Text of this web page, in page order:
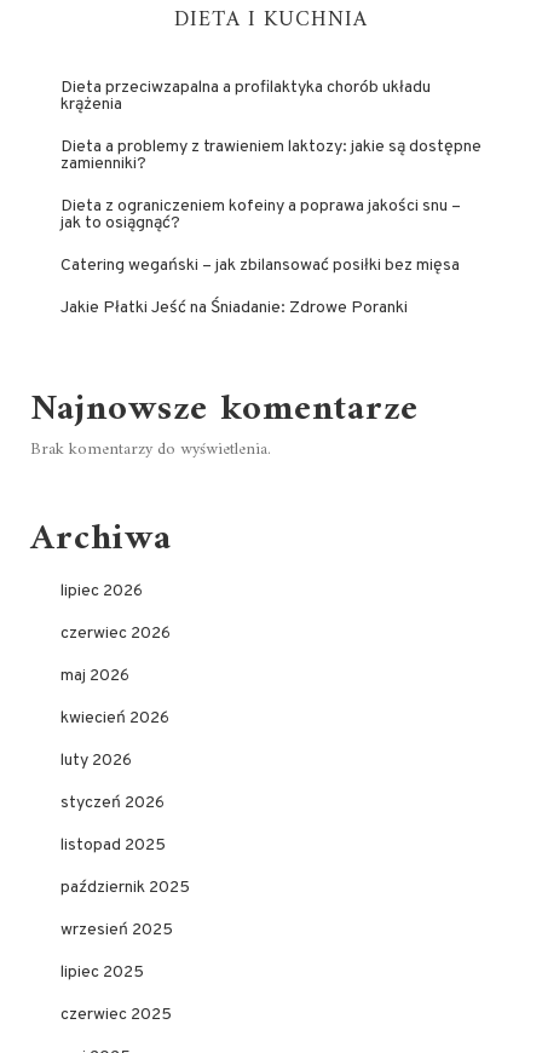
DIETA I KUCHNIA
Dieta przeciwzapalna a profilaktyka chorób układu
krążenia
Dieta a problemy z trawieniem laktozy: jakie są dostępne
zamienniki?
Dieta z ograniczeniem kofeiny a poprawa jakości snu –
jak to osiągnąć?
Catering wegański – jak zbilansować posiłki bez mięsa
Jakie Płatki Jeść na Śniadanie: Zdrowe Poranki
Najnowsze komentarze
Brak komentarzy do wyświetlenia.
Archiwa
lipiec 2026
czerwiec 2026
maj 2026
kwiecień 2026
luty 2026
styczeń 2026
listopad 2025
październik 2025
wrzesień 2025
lipiec 2025
czerwiec 2025